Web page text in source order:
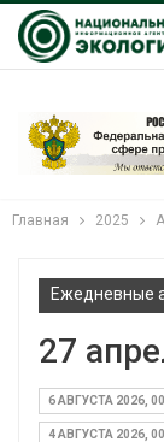
Главная 2025
Ежедневные
27
6 АВГУСТА 2026,
4 АВГУСТА 2026,